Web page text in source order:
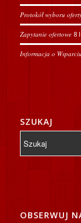
Protokół wyboru
Zapytanie ofertowe 8
Informacja o
SZUKAJ
OBSERWUJ